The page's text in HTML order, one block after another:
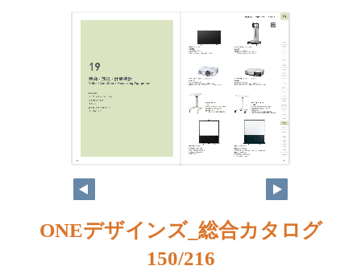
ONEデザインズ_総合カタログ
150/216